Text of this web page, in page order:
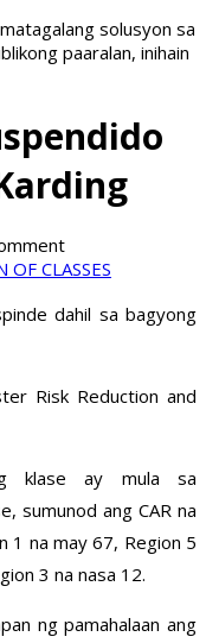
solusyon sa
paaralan, inihain
dahil sa bagyong
Risk Reduction and
klase ay mula sa
sumunod ang CAR na
1 na may 67, Region 5
3 na nasa 12.
ng pamahalaan ang